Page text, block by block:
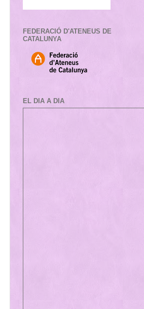
FEDERACIÓ D'ATENEUS DE
CATALUNYA
EL DIA A DIA